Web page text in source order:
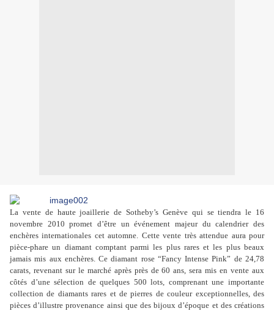
La vente de haute joaillerie de Sotheby’s Genève qui se tiendra le 16
novembre 2010 promet d’être un événement majeur du calendrier des
enchères internationales cet automne. Cette vente très attendue aura pour
pièce-phare un diamant comptant parmi les plus rares et les plus beaux
jamais mis aux enchères. Ce diamant rose “Fancy Intense Pink” de 24,78
carats, revenant sur le marché après près de 60 ans, sera mis en vente aux
côtés d’une sélection de quelques 500 lots, comprenant une importante
collection de diamants rares et de pierres de couleur exceptionnelles, des
pièces d’illustre provenance ainsi que des bijoux d’époque et des créations